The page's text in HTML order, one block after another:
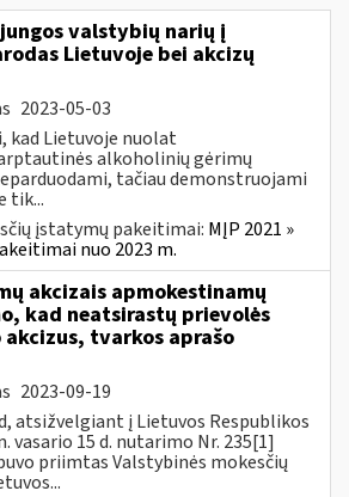
valstybių narių į
Lietuvoje bei akcizų
2023-05-03
kad Lietuvoje nuolat
alkoholinių gėrimų
tačiau demonstruojami
tik...
įstatymų pakeitimai: MĮP 2021 »
nuo 2023 m.
akcizais apmokestinamų
kad neatsirastų prievolės
tvarkos aprašo
2023-09-19
atsižvelgiant į Lietuvos Respublikos
vasario 15 d. nutarimo Nr. 235[1]
priimtas Valstybinės mokesčių